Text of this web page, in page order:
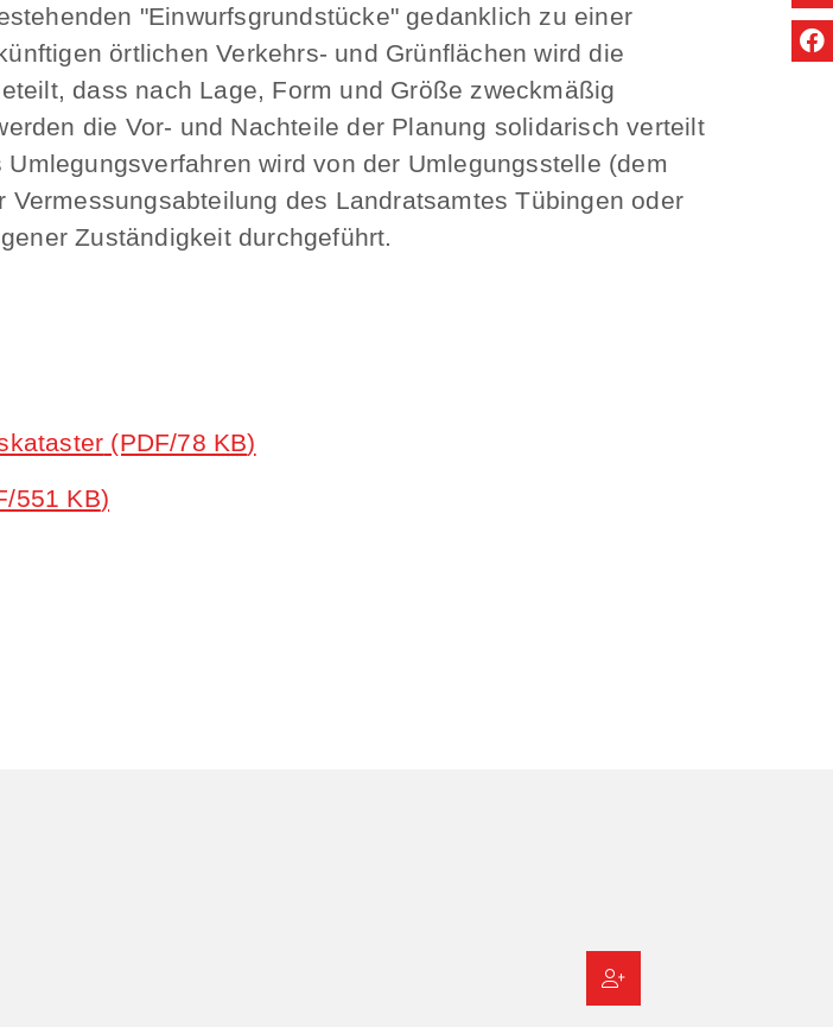
"Einwurfsgrundstücke" gedanklich zu einer
örtlichen Verkehrs- und Grünflächen wird die
dass nach Lage, Form und Größe zweckmäßig
die Vor- und Nachteile der Planung solidarisch verteilt
wird von der Umlegungsstelle (dem
des Landratsamtes Tübingen oder
Zuständigkeit durchgeführt.
(PDF/78 KB)
551 KB)